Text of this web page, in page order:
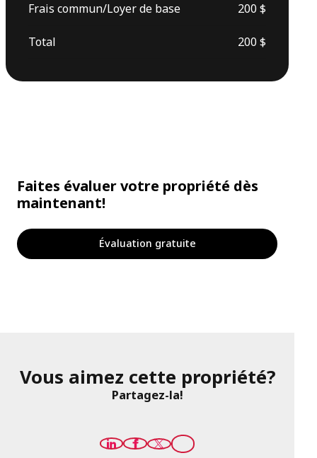
Frais commun/Loyer de base 200 $
Total 200 $
Faites évaluer votre propriété dès
maintenant!
Évaluation gratuite
Vous aimez cette propriété?
Partagez-la!